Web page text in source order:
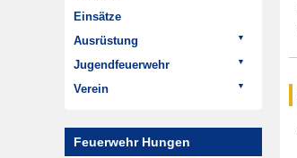
Einsätze
Ausrüstung
Fahrzeuge
HTLF 16
LF 8/6
Jugendfeuerwehr
Termine
Jugendfeuerwehr
Verein
Feuerwehr Hungen